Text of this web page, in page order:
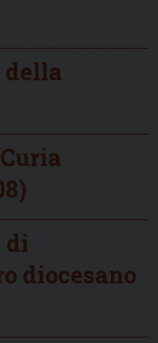
della
di
diocesano